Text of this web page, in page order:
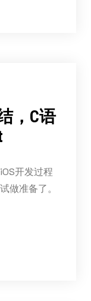
，C语
开发过程
做准备了。